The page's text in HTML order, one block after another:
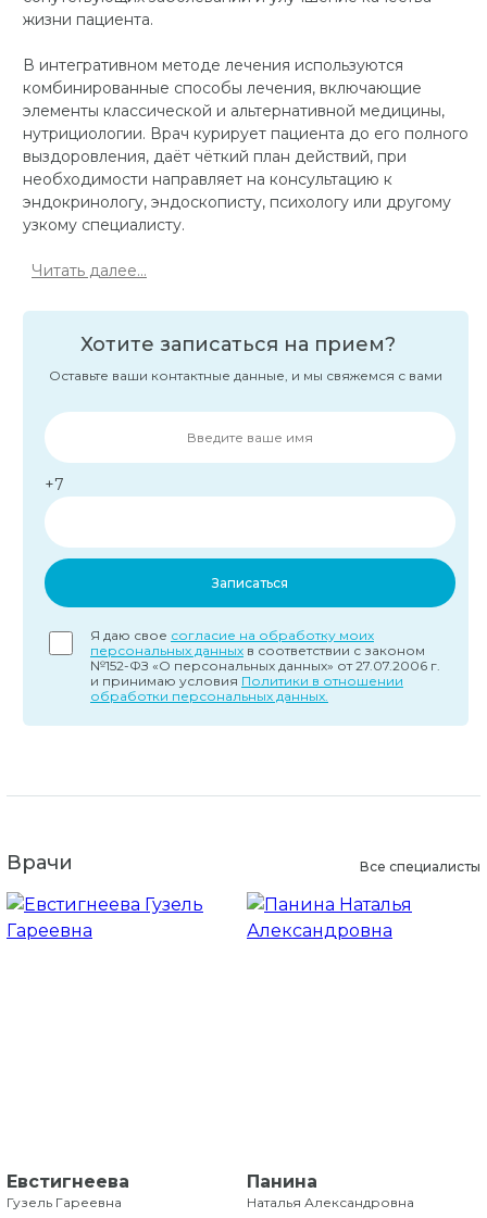
жизни пациента.
В интегративном методе лечения используются
комбинированные способы лечения, включающие
элементы классической и альтернативной медицины,
нутрициологии. Врач курирует пациента до его полного
выздоровления, даёт чёткий план действий, при
необходимости направляет на консультацию к
эндокринологу, эндоскописту, психологу или другому
узкому специалисту.
Читать далее...
Хотите записаться на прием?
Оставьте ваши контактные данные, и мы свяжемся с вами
+7
Записаться
Я даю свое согласие на обработку моих
персональных данных в соответствии с законом
№152-ФЗ «О персональных данных» от 27.07.2006 г.
и принимаю условия Политики в отношении
обработки персональных данных.
Врачи Все специалисты
Евстигнеева
Гузель Гареевна
Панина
Наталья Александровна